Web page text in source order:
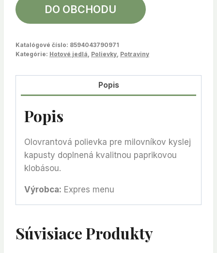
DO OBCHODU
Katalógové číslo: 8594043790971
Kategórie: Hotové jedlá, Polievky, Potraviny
Popis
Popis
Olovrantová polievka pre milovníkov kyslej
kapusty doplnená kvalitnou paprikovou
klobásou.
Výrobca: Expres menu
Súvisiace Produkty